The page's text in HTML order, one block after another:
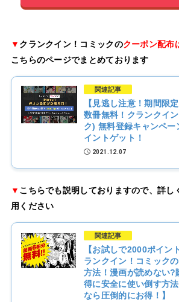
▼ クランクイン！コミックのクーポン配布
こちらのページでまとめております
関連記事
【見逃し注意！期間限
数冊無料！クランクイ
ク) 無料登録キャンペ
イントゲット！
2021.12.07
▼ こちらでも説明しておりますので、詳し
用ください
関連記事
【お試しで2000ポイン
ランクイン！コミック
方法！漫画が読めない?
得に安全に使い倒す方
なら圧倒的にお得！】